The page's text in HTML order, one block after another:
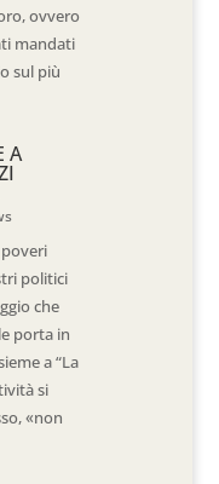
ovvero
mandati
sul più
A
poveri
politici
che
porta in
a “La
si
«non